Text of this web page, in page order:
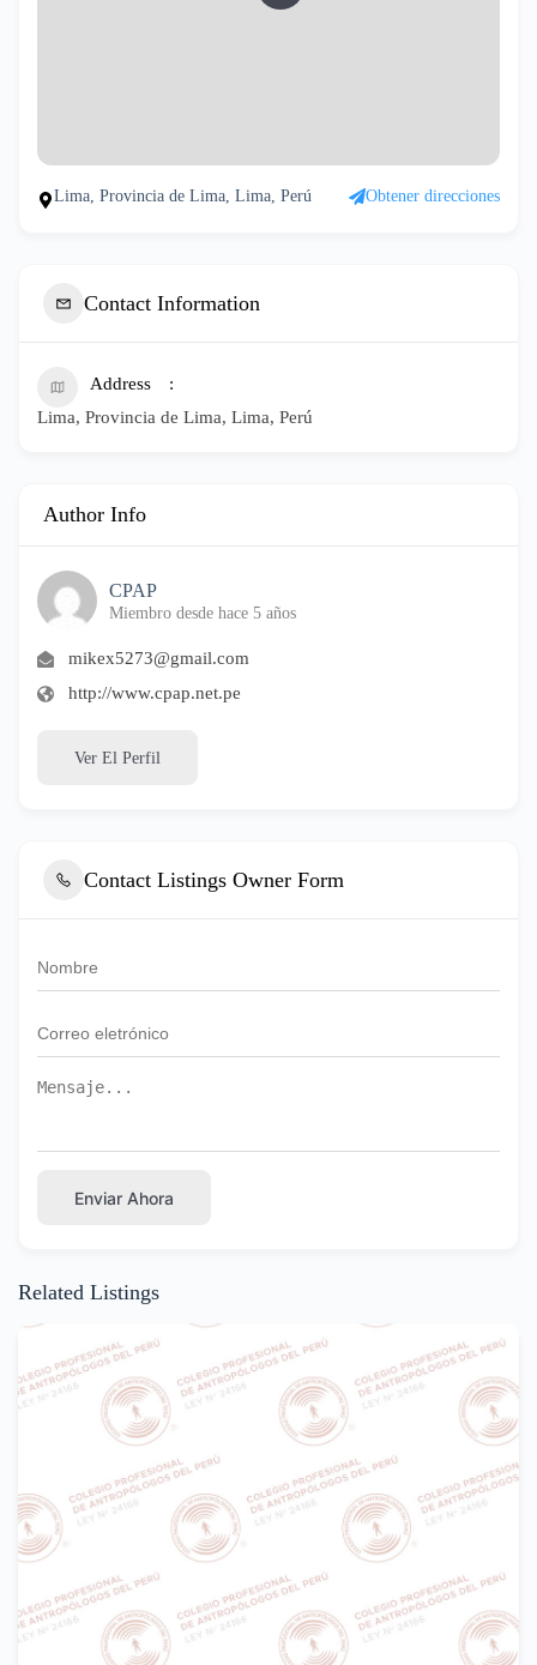
Lima, Provincia de Lima, Lima, Perú Obtener direcciones
Contact Information
Address
Lima, Provincia de Lima, Lima, Perú
Author Info
CPAP
Miembro desde hace 5 años
mikex5273@gmail.com
http://www.cpap.net.pe
Ver El Perfil
Contact Listings Owner Form
Enviar Ahora
Related Listings